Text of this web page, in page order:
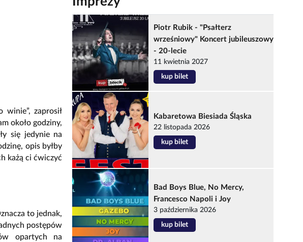
winie”, zaprosił
około godziny,
się jedynie na
opis byłby
każą ci ćwiczyć
to jednak,
postępów
opartych na
Piotr Rubik - "Psałterz
wrześniowy" Koncert jubileuszowy
- 20-lecie
11 kwietnia 2027
kup bilet
Kabaretowa Biesiada Śląska
22 listopada 2026
kup bilet
Bad Boys Blue, No Mercy,
Francesco Napoli i Joy
3 października 2026
kup bilet